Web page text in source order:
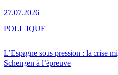
27.07.2026
L’Espagne sous pression : la crise
Schengen à l’épreuve
POLITIQUE